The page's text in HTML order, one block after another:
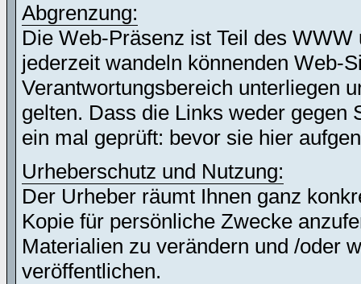
Abgrenzung:
Die Web-Präsenz ist Teil des
jederzeit wandeln könnenden Web-
Verantwortungsbereich unterliegen
gelten. Dass die Links weder gegen
ein mal geprüft: bevor sie hier
Urheberschutz und Nutzung:
Der Urheber räumt Ihnen ganz
Kopie für persönliche Zwecke
Materialien zu verändern und /oder
veröffentlichen.